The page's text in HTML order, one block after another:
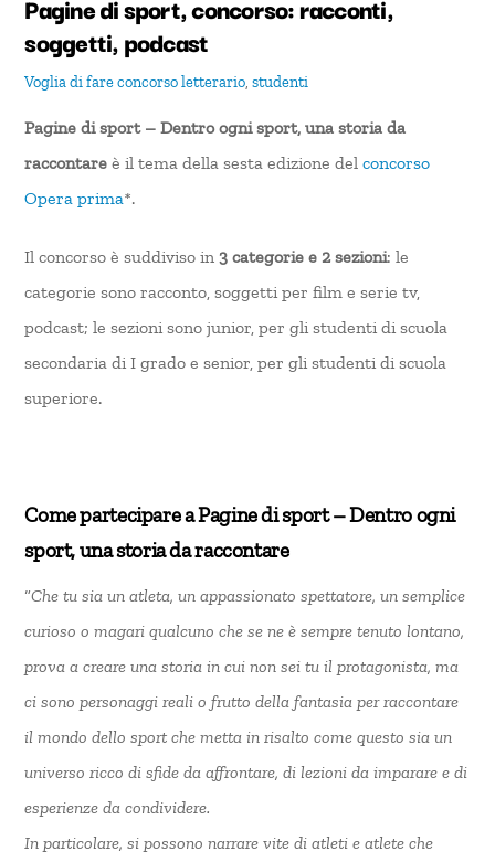
Pagine di sport, concorso: racconti,
soggetti, podcast
Voglia di fareconcorso letterario,studenti
Pagine di sport – Dentro ogni sport, una storia da
raccontare è il tema della sesta edizione delconcorso
Opera prima*.
Il concorso è suddiviso in3 categorie e 2 sezioni: le
categorie sono racconto, soggetti per film e serie tv,
podcast; le sezioni sono junior, per gli studenti di scuola
secondaria di I grado e senior, per gli studenti di scuola
superiore.
Come partecipare a Pagine di sport – Dentro ogni
sport, una storia da raccontare
“Che tu sia un atleta, un appassionato spettatore, un semplice
curioso o magari qualcuno che se ne è sempre tenuto lontano,
prova a creare una storia in cui non sei tu il protagonista, ma
ci sono personaggi reali o frutto della fantasia per raccontare
il mondo dello sport che metta in risalto come questo sia un
universo ricco di sfide da affrontare, di lezioni da imparare e di
esperienze da condividere.
In particolare, si possono narrare vite di atleti e atlete che